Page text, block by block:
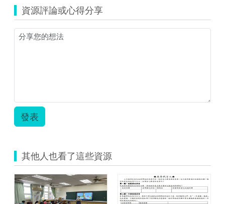
文
大
教
室
資源評論或心得分享
發表
其他人也看了這些資源